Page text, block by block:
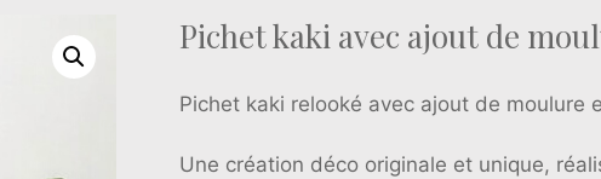
Pichet kaki avec ajout de
Pichet kaki relooké avec ajout de moulure
Une création déco originale et unique,